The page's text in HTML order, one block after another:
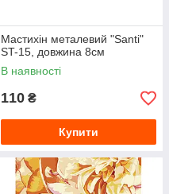
Мастихін металевий "Santi"
ST-15, довжина 8см
В наявності
110 ₴
Купити